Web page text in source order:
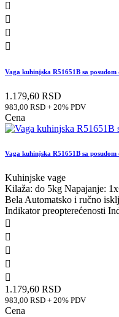




Vaga kuhinjska R51651B sa
1.179,60 RSD
983,00 RSD + 20% PDV
Cena
Vaga kuhinjska R51651B sa
Kuhinjske vage
Kilaža: do 5kg Napajanje:
Bela Automatsko i ručno
Indikator preopterećenosti





1.179,60 RSD
983,00 RSD + 20% PDV
Cena